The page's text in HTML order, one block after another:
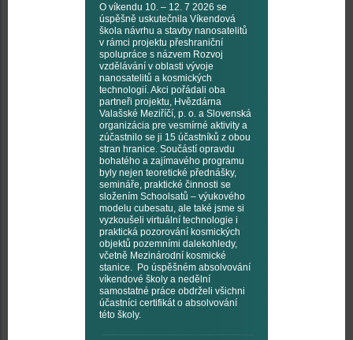
O víkendu 10. – 12. 7 2026 se
úspěšně uskutečnila Víkendová
škola návrhu a stavby nanosatelitů
v rámci projektu přeshraniční
spolupráce s názvem Rozvoj
vzdělávání v oblasti vývoje
nanosatelitů a kosmických
technologií. Akci pořádali oba
partneři projektu, Hvězdárna
Valašské Meziříčí, p. o. a Slovenská
organizácia pre vesmírné aktivity a
zúčastnilo se ji 15 účastníků z obou
stran hranice. Součástí opravdu
bohatého a zajímavého programu
byly nejen teoretické přednášky,
semináře, praktické činnosti se
složením Schoolsatů – výukového
modelu cubesatu, ale také jsme si
vyzkoušeli virtuální technologie i
praktická pozorování kosmických
objektů pozemními dalekohledy,
včetně Mezinárodní kosmické
stanice. Po úspěšném absolvování
víkendové školy a nedělní
samostatné práce obdrželi všichni
účastníci certifikát o absolvování
této školy.